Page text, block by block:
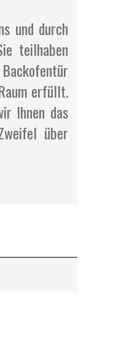
und durch
teilhaben
erfüllt.
Ihnen das
über